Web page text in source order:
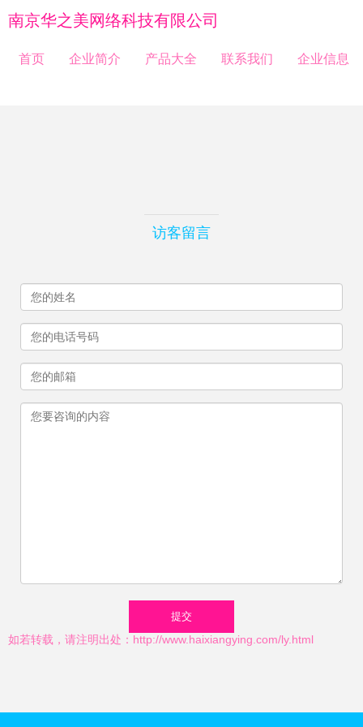
南京华之美网络科技有限公司
首页 企业简介 产品大全 联系我们 企业信息
访客留言
如若转载，请注明出处：http://www.haixiangying.com/ly.html